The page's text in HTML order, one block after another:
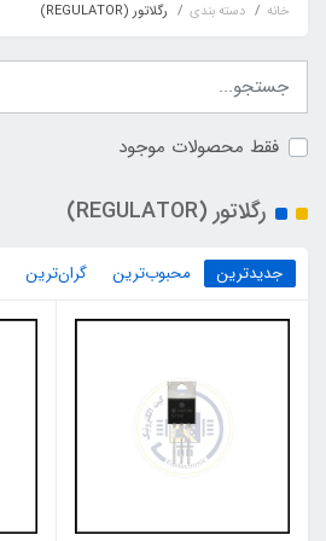
خانه دسته بندی رگلاتور (REGULATOR)
فقط محصولات موجود
رگلاتور (REGULATOR)
جدیدترین محبوب‌ترین گران‌ترین